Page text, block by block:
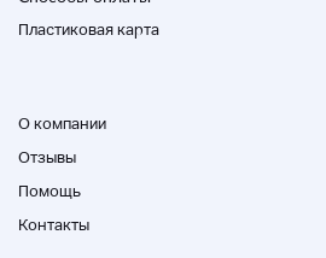
А.
Пластиковая карта
О компании
Отзывы
Помощь
Контакты